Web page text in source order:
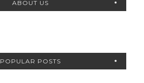
ABOUT US
POPULAR POSTS